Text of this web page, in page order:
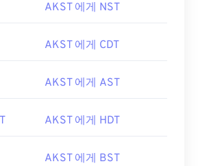
AKST 에게 NST
AKST 에게 CDT
AKST 에게 AST
AKST 에게 HDT
AKST 에게 BST